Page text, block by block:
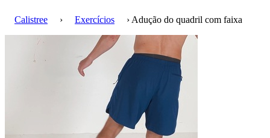
Calistree › Exercícios › Adução do quadril com faixa